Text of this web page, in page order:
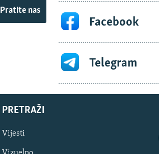
Pratite nas
Facebook
Telegram
PRETRAŽI
Vijesti